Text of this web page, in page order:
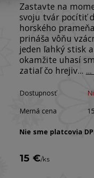
Zastavte na
svoju tvár pocítiť
horského
prináša vôňu
jeden ľahký stisk
okamžite uhasí
zatiaľ čo hrejiv...
Dostupnosť
Merná cena
Nie sme platcovia
15 €/ks